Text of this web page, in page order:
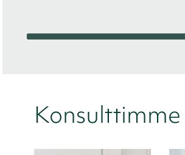
Konsulttimme